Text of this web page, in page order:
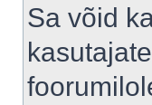
Sa võid